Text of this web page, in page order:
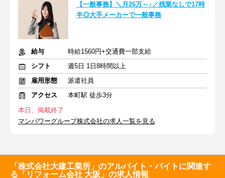
【一般事務】＼月26万～♪／残業なしで17時
半◎大手メーカーで一般事務
給与
時給1560円+交通費一部支給
シフト
週5日 1日8時間以上
雇用形態
派遣社員
アクセス
本町駅 徒歩3分
本日、掲載終了
マンパワーグループ株式会社の求人一覧を見る
「株式会社大建工業所」のアルバイト・バイトに関連す
る「リフォーム会社 大阪」の求人情報